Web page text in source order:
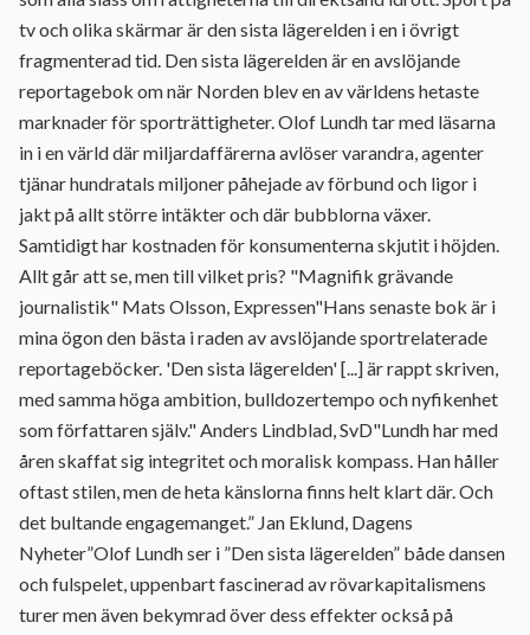
tv och olika skärmar är den sista lägerelden i en i övrigt
fragmenterad tid. Den sista lägerelden är en avslöjande
reportagebok om när Norden blev en av världens hetaste
marknader för sporträttigheter. Olof Lundh tar med läsarna
in i en värld där miljardaffärerna avlöser varandra, agenter
tjänar hundratals miljoner påhejade av förbund och ligor i
jakt på allt större intäkter och där bubblorna växer.
Samtidigt har kostnaden för konsumenterna skjutit i höjden.
Allt går att se, men till vilket pris? "Magnifik grävande
journalistik" Mats Olsson, Expressen"Hans senaste bok är i
mina ögon den bästa i raden av avslöjande sportrelaterade
reportageböcker. 'Den sista lägerelden' [...] är rappt skriven,
med samma höga ambition, bulldozertempo och nyfikenhet
som författaren själv." Anders Lindblad, SvD"Lundh har med
åren skaffat sig integritet och moralisk kompass. Han håller
oftast stilen, men de heta känslorna finns helt klart där. Och
det bultande engagemanget.” Jan Eklund, Dagens
Nyheter”Olof Lundh ser i ”Den sista lägerelden” både dansen
och fulspelet, uppenbart fascinerad av rövarkapitalismens
turer men även bekymrad över dess effekter också på